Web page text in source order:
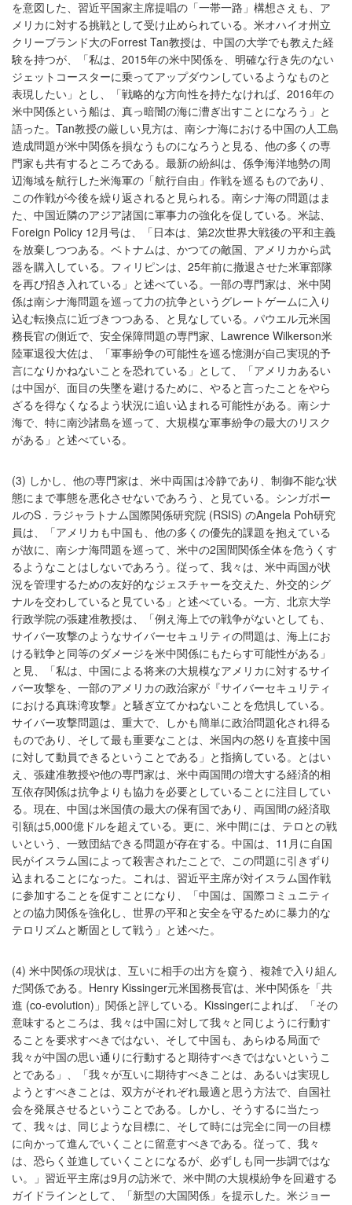
を意図した、習近平国家主席提唱の「一帯一路」構想さえも、ア
メリカに対する挑戦として受け止められている。米オハイオ州立
クリーブランド大のForrest Tan教授は、中国の大学でも教えた経
験を持つが、「私は、2015年の米中関係を、明確な行き先のない
ジェットコースターに乗ってアップダウンしているようなものと
表現したい」とし、「戦略的な方向性を持たなければ、2016年の
米中関係という船は、真っ暗闇の海に漕ぎ出すことになろう」と
語った。Tan教授の厳しい見方は、南シナ海における中国の人工島
造成問題が米中関係を損なうものになろうと見る、他の多くの専
門家も共有するところである。最新の紛糾は、係争海洋地勢の周
辺海域を航行した米海軍の「航行自由」作戦を巡るものであり、
この作戦が今後を繰り返されると見られる。南シナ海の問題はま
た、中国近隣のアジア諸国に軍事力の強化を促している。米誌、
Foreign Policy 12月号は、「日本は、第2次世界大戦後の平和主義
を放棄しつつある。ベトナムは、かつての敵国、アメリカから武
器を購入している。フィリピンは、25年前に撤退させた米軍部隊
を再び招き入れている」と述べている。一部の専門家は、米中関
係は南シナ海問題を巡って力の抗争というグレートゲームに入り
込む転換点に近づきつつある、と見なしている。パウエル元米国
務長官の側近で、安全保障問題の専門家、Lawrence Wilkerson米
陸軍退役大佐は、「軍事紛争の可能性を巡る憶測が自己実現的予
言になりかねないことを恐れている」として、「アメリカあるい
は中国が、面目の失墜を避けるために、やると言ったことをやら
ざるを得なくなるよう状況に追い込まれる可能性がある。南シナ
海で、特に南沙諸島を巡って、大規模な軍事紛争の最大のリスク
がある」と述べている。
(3) しかし、他の専門家は、米中両国は冷静であり、制御不能な状
態にまで事態を悪化させないであろう、と見ている。シンガポー
ルのS．ラジャラトナム国際関係研究院 (RSIS) のAngela Poh研究
員は、「アメリカも中国も、他の多くの優先的課題を抱えている
が故に、南シナ海問題を巡って、米中の2国間関係全体を危うくす
るようなことはしないであろう。従って、我々は、米中両国が状
況を管理するための友好的なジェスチャーを交えた、外交的シグ
ナルを交わしていると見ている」と述べている。一方、北京大学
行政学院の張建准教授は、「例え海上での戦争がないとしても、
サイバー攻撃のようなサイバーセキュリティの問題は、海上にお
ける戦争と同等のダメージを米中関係にもたらす可能性がある」
と見、「私は、中国による将来の大規模なアメリカに対するサイ
バー攻撃を、一部のアメリカの政治家が『サイバーセキュリティ
における真珠湾攻撃』と騒ぎ立てかねないことを危惧している。
サイバー攻撃問題は、重大で、しかも簡単に政治問題化され得る
ものであり、そして最も重要なことは、米国内の怒りを直接中国
に対して動員できるということである」と指摘している。とはい
え、張建准教授や他の専門家は、米中両国間の増大する経済的相
互依存関係は抗争よりも協力を必要としていることに注目してい
る。現在、中国は米国債の最大の保有国であり、両国間の経済取
引額は5,000億ドルを超えている。更に、米中間には、テロとの戦
いという、一致団結できる問題が存在する。中国は、11月に自国
民がイスラム国によって殺害されたことで、この問題に引きずり
込まれることになった。これは、習近平主席が対イスラム国作戦
に参加することを促すことになり、「中国は、国際コミュニティ
との協力関係を強化し、世界の平和と安全を守るために暴力的な
テロリズムと断固として戦う」と述べた。
(4) 米中関係の現状は、互いに相手の出方を窺う、複雑で入り組ん
だ関係である。Henry Kissinger元米国務長官は、米中関係を「共
進 (co-evolution)」関係と評している。Kissingerによれば、「その
意味するところは、我々は中国に対して我々と同じように行動す
ることを要求すべきではない、そして中国も、あらゆる局面で
我々が中国の思い通りに行動すると期待すべきではないというこ
とである」、「我々が互いに期待すべきことは、あるいは実現し
ようとすべきことは、双方がそれぞれ最適と思う方法で、自国社
会を発展させるということである。しかし、そうするに当たっ
て、我々は、同じような目標に、そして時には完全に同一の目標
に向かって進んでいくことに留意すべきである。従って、我々
は、恐らく並進していくことになるが、必ずしも同一歩調ではな
い。」習近平主席は9月の訪米で、米中間の大規模紛争を回避する
ガイドラインとして、「新型の大国関係」を提示した。米ジョー